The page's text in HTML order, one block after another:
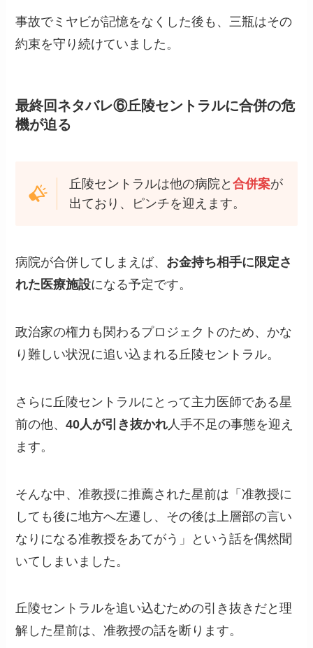
事故でミヤビが記憶をなくした後も、三瓶はその
約束を守り続けていました。
最終回ネタバレ⑥丘陵セントラルに合併の危
機が迫る
丘陵セントラルは他の病院と 合併案が
出ており、ピンチを迎えます。
病院が合併してしまえば、 お金持ち相手に限定さ
れた医療施設になる予定です。
政治家の権力も関わるプロジェクトのため、かな
り難しい状況に追い込まれる丘陵セントラル。
さらに丘陵セントラルにとって主力医師である星
前の他、40人が引き抜かれ 人手不足の事態を迎え
ます。
そんな中、准教授に推薦された星前は「准教授に
しても後に地方へ左遷し、その後は上層部の言い
なりになる准教授をあてがう」という話を偶然聞
いてしまいました。
丘陵セントラルを追い込むための引き抜きだと理
解した星前は、准教授の話を断ります。